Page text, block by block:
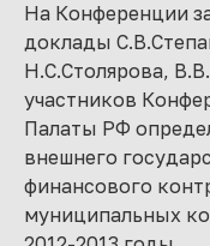
На Конференции
доклады
Н.С.Столярова,
участников
Палаты РФ
внешнего
финансового
муниципальных